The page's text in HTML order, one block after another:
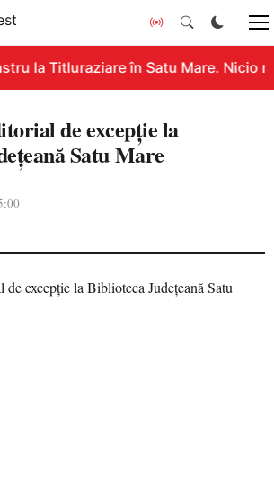
la Titluraziare în Satu Mare. Nicio
de excepție la
Satu Mare